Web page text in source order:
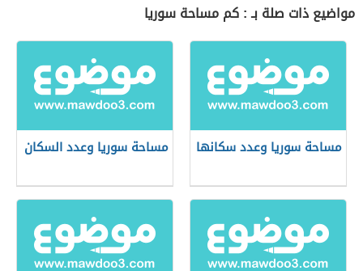
مواضيع ذات صلة بـ : كم مساحة سوريا
مساحة سوريا وعدد سكانها مساحة سوريا وعدد السكان